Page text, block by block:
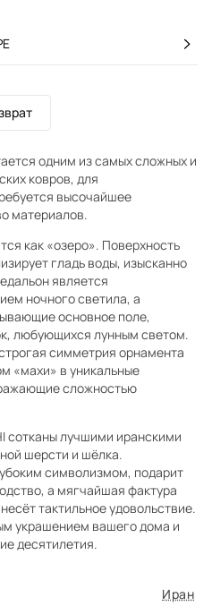
одним из самых сложных и
ковров, для
высочайшее
материалов.
как «озеро». Поверхность
гладь воды, изысканно
является
ночного светила, а
основное поле,
любующихся лунным светом.
симметрия орнамента
«махи» в уникальные
сложностью
сотканы лучшими иранскими
шерсти и шёлка.
символизмом, подарит
а мягчайшая фактура
тактильное удовольствие.
украшением вашего дома и
десятилетия.
Иран